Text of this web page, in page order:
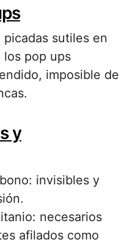
sutiles en
pop ups
imposible de
y
invisibles y
necesarios
afilados como